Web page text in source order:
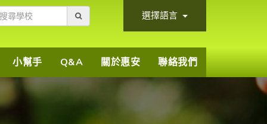
選擇語言
小幫手 Q&A 關於惠安 聯絡我們